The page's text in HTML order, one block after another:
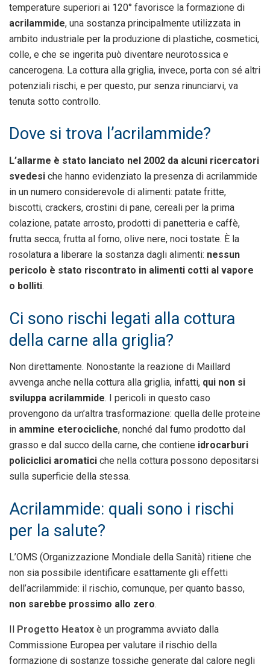
temperature superiori ai 120° favorisce la formazione di
acrilammide, una sostanza principalmente utilizzata in
ambito industriale per la produzione di plastiche, cosmetici,
colle, e che se ingerita può diventare neurotossica e
cancerogena. La cottura alla griglia, invece, porta con sé altri
potenziali rischi, e per questo, pur senza rinunciarvi, va
tenuta sotto controllo.
Dove si trova l’acrilammide?
L’allarme è stato lanciato nel 2002 da alcuni ricercatori
svedesi che hanno evidenziato la presenza di acrilammide
in un numero considerevole di alimenti: patate fritte,
biscotti, crackers, crostini di pane, cereali per la prima
colazione, patate arrosto, prodotti di panetteria e caffè,
frutta secca, frutta al forno, olive nere, noci tostate. È la
rosolatura a liberare la sostanza dagli alimenti: nessun
pericolo è stato riscontrato in alimenti cotti al vapore
o bolliti.
Ci sono rischi legati alla cottura
della carne alla griglia?
Non direttamente. Nonostante la reazione di Maillard
avvenga anche nella cottura alla griglia, infatti, qui non si
sviluppa acrilammide. I pericoli in questo caso
provengono da un’altra trasformazione: quella delle proteine
in ammine eterocicliche, nonché dal fumo prodotto dal
grasso e dal succo della carne, che contiene idrocarburi
policiclici aromatici che nella cottura possono depositarsi
sulla superficie della stessa.
Acrilammide: quali sono i rischi
per la salute?
L’OMS (Organizzazione Mondiale della Sanità) ritiene che
non sia possibile identificare esattamente gli effetti
dell’acrilammide: il rischio, comunque, per quanto basso,
non sarebbe prossimo allo zero.
Progetto Heatox è un programma avviato dalla
Commissione Europea per valutare il rischio della
formazione di sostanze tossiche generate dal calore negli